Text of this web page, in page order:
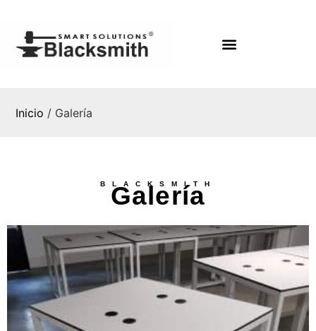
Inicio / Galería
BLACKSMITH
Galería